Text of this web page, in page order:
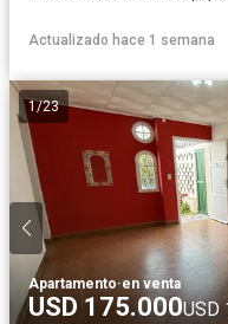
Actualizado hace 1 semana
1/23
Apartamento·en venta
USD 175.000USD